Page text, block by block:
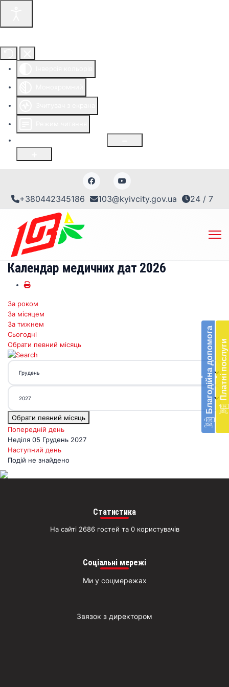
+380442345186 103@kyivcity.gov.ua 24 / 7
‹ Благодійна допомогав
‹ Платні послуги
Календар медичних дат 2026
За роком
За місяцем
За тижнем
Сьогодні
Обрати певний місяць
Обрати певний місяць
Попередній день
Неділя 05 Грудень 2027
Наступний день
Подій не знайдено
Статистика
На сайті 2686 гостей та 0 користувачів
Соціальні мережі
Ми у соцмережах
Звязок з директором